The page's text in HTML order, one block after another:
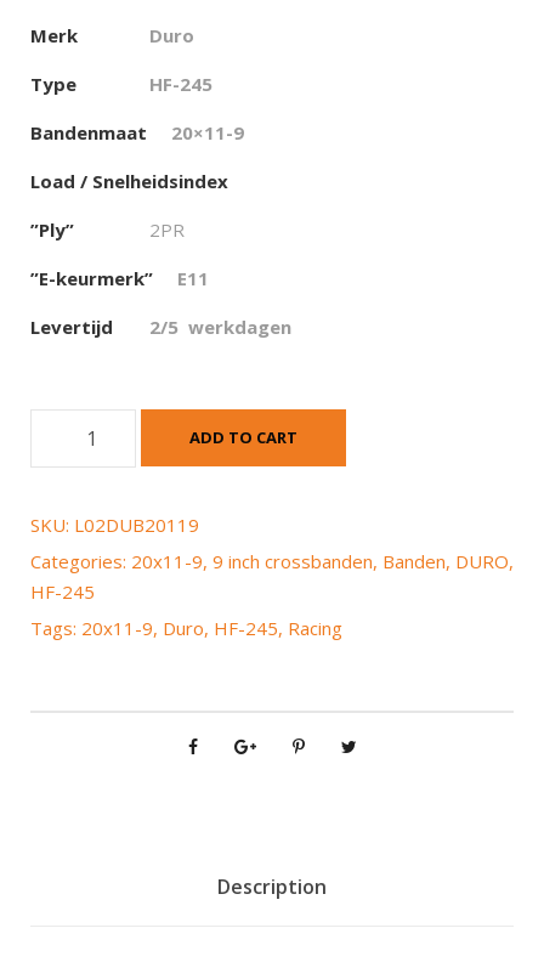
Merk
Duro
Type
HF-245
Bandenmaat
20×11-9
Load / Snelheidsindex
”Ply”
2PR
”E-keurmerk”
E11
Levertijd
2/5 werkdagen
F
-
2
ADD TO CART
SKU: L02DUB20119
Categories: 20x11-9, 9 inch crossbanden, Banden, DURO,
HF-245
Tags: 20x11-9, Duro, HF-245, Racing
Description